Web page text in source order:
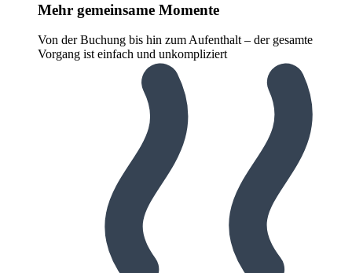
Mehr gemeinsame Momente
Von der Buchung bis hin zum Aufenthalt – der gesamte
Vorgang ist einfach und unkompliziert